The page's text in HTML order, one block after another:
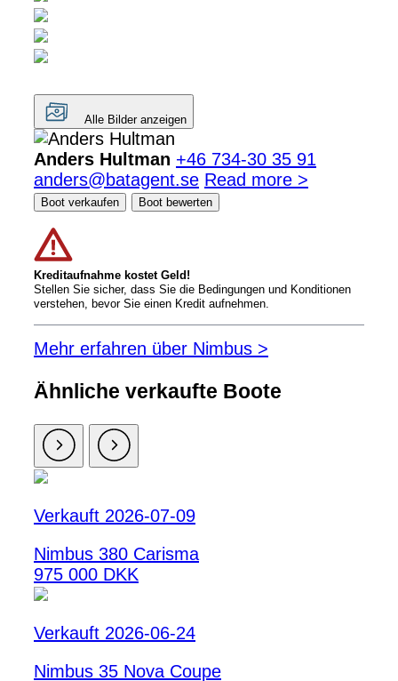
Alle Bilder anzeigen
Anders Hultman +46 734-30 35 91
anders@batagent.se Read more >
Boot verkaufen Boot bewerten
Kreditaufnahme kostet Geld!
Stellen Sie sicher, dass Sie die Bedingungen und Konditionen
verstehen, bevor Sie einen Kredit aufnehmen.
Mehr erfahren über Nimbus >
Ähnliche verkaufte Boote
Verkauft 2026-07-09
Nimbus 380 Carisma
975 000 DKK
Verkauft 2026-06-24
Nimbus 35 Nova Coupe